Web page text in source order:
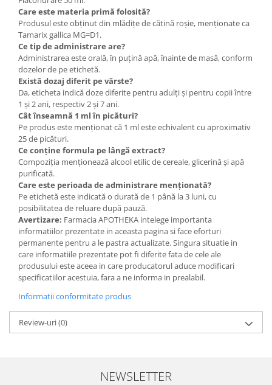
Care este materia primă folosită?
Produsul este obținut din mlădițe de cătină roșie, menționate ca
Tamarix gallica MG=D1.
Ce tip de administrare are?
Administrarea este orală, în puțină apă, înainte de masă, conform
dozelor de pe etichetă.
Există dozaj diferit pe vârste?
Da, eticheta indică doze diferite pentru adulți și pentru copii între
1 și 2 ani, respectiv 2 și 7 ani.
Cât înseamnă 1 ml în picături?
Pe produs este menționat că 1 ml este echivalent cu aproximativ
25 de picături.
Ce conține formula pe lângă extract?
Compoziția menționează alcool etilic de cereale, glicerină și apă
purificată.
Care este perioada de administrare menționată?
Pe etichetă este indicată o durată de 1 până la 3 luni, cu
posibilitatea de reluare după pauză.
Avertizare: Farmacia APOTHEKA intelege importanta
informatiilor prezentate in aceasta pagina si face eforturi
permanente pentru a le pastra actualizate. Singura situatie in
care informatiile prezentate pot fi diferite fata de cele ale
produsului este aceea in care producatorul aduce modificari
specificatiilor acestuia, fara a ne informa in prealabil.
Informatii conformitate produs
Review-uri(0)
NEWSLETTER